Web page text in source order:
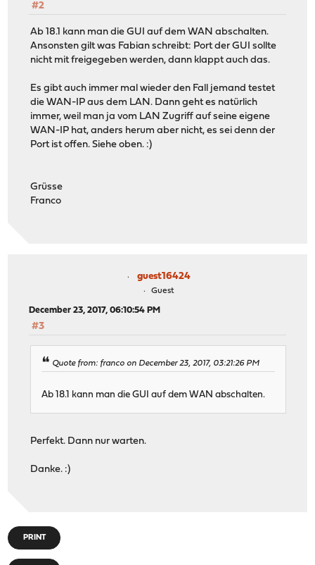
#2
Ab 18.1 kann man die GUI auf dem WAN abschalten.
Ansonsten gilt was Fabian schreibt: Port der GUI sollte
nicht mit freigegeben werden, dann klappt auch das.
Es gibt auch immer mal wieder den Fall jemand testet
die WAN-IP aus dem LAN. Dann geht es natürlich
immer, weil man ja vom LAN Zugriff auf seine eigene
WAN-IP hat, anders herum aber nicht, es sei denn der
Port ist offen. Siehe oben. :)
Grüsse
Franco
guest16424
Guest
December 23, 2017, 06:10:54 PM
#3
Quote from: franco on December 23, 2017, 03:21:26 PM
Ab 18.1 kann man die GUI auf dem WAN abschalten.
Perfekt. Dann nur warten.
Danke. :)
PRINT